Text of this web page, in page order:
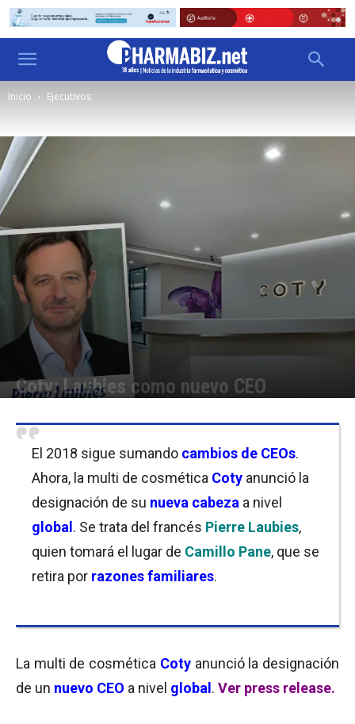
Inicio Ejecutivos
Coty: Laubies como nuevo CEO
El 2018 sigue sumando cambios de CEOs.
Ahora, la multi de cosmética Coty anunció la
designación de su nueva cabeza a nivel
global . Se trata del francés Pierre Laubies,
quien tomará el lugar de Camillo Pane, que se
retira por razones familiares.
La multi de cosmética Coty anunció la designación
de un nuevo CEO a nivel global . Ver press release.